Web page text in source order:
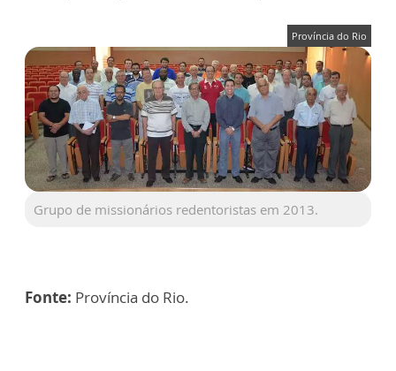
Província do Rio
Grupo de missionários redentoristas em 2013.
Fonte: Província do Rio.